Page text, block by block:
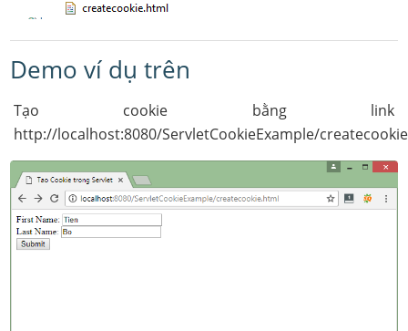
Demo ví dụ trên
Tạo cookie bằng link
http://localhost:8080/ServletCookieExample/